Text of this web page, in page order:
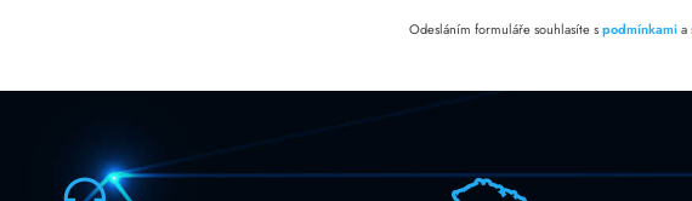
Odesláním formuláře souhlasíte spodmínkamia